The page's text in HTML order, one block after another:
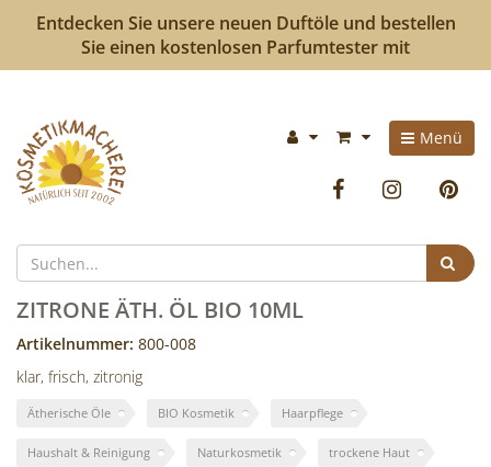
Entdecken Sie unsere neuen Duftöle und bestellen
Sie einen kostenlosen Parfumtester mit
Kosmetikmacherei
-
selbermachen
ist
so
einfach
wie
Im
Menü
Facebook
ZITRONE ÄTH. ÖL BIO 10ML
Artikelnummer: 800-008
klar, frisch, zitronig
Ätherische Öle BIO Kosmetik Haarpflege
Haushalt & Reinigung Naturkosmetik trockene Haut